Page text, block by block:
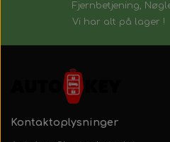
Fjernbetjening,
Vi har alt på lager !
Kontaktoplysninger